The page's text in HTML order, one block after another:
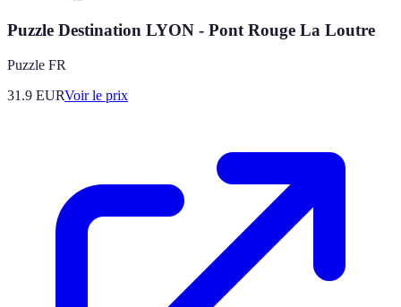
Puzzle Destination LYON - Pont Rouge La Loutre
Puzzle FR
31.9 EURVoir le prix